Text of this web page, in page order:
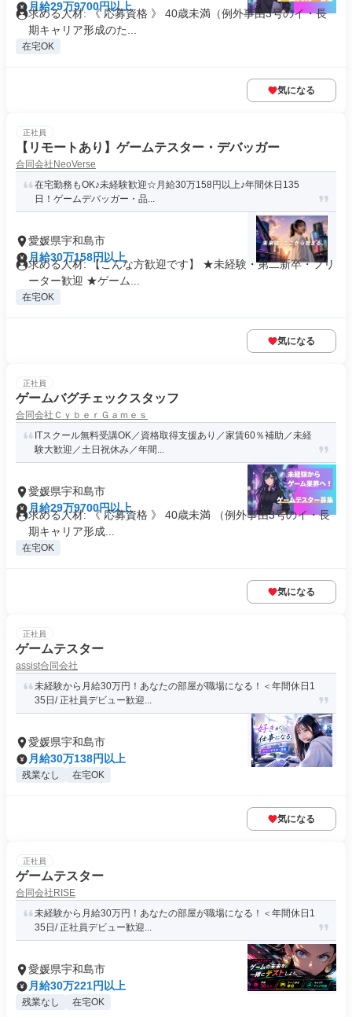
月給29万9700円以上
求める人材: 《 応募資格 》 40歳未満（例外事由3号のイ・長
期キャリア形成のた...
在宅OK
気になる
正社員
【リモートあり】ゲームテスター・デバッガー
合同会社NeoVerse
在宅勤務もOK♪未経験歓迎☆月給30万158円以上♪年間休日135
日！ゲームデバッガー・品...
愛媛県宇和島市
月給30万158円以上
求める人材: 【こんな方歓迎です】 ★未経験・第二新卒・フリ
ーター歓迎 ★ゲーム...
在宅OK
気になる
正社員
ゲームバグチェックスタッフ
合同会社ＣｙｂｅｒＧａｍｅｓ
ITスクール無料受講OK／資格取得支援あり／家賃60％補助／未経
験大歓迎／土日祝休み／年間...
愛媛県宇和島市
月給29万9700円以上
求める人材: 《 応募資格 》 40歳未満 （例外事由3号のイ・長
期キャリア形成...
在宅OK
気になる
正社員
ゲームテスター
assist合同会社
未経験から月給30万円！あなたの部屋が職場になる！＜年間休日1
35日/ 正社員デビュー歓迎...
愛媛県宇和島市
月給30万138円以上
残業なし 在宅OK
気になる
正社員
ゲームテスター
合同会社RISE
未経験から月給30万円！あなたの部屋が職場になる！＜年間休日1
35日/ 正社員デビュー歓迎...
愛媛県宇和島市
月給30万221円以上
残業なし 在宅OK